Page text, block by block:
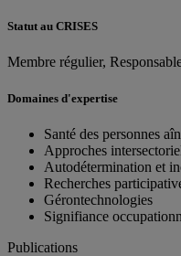
Statut au CRISES
Membre régulier,
Domaines d'expertise
Santé des personnes
Approches
Autodétermination et
Recherches
Gérontechnologies
Signifiance
Publications